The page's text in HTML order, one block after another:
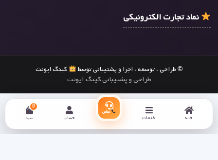
خانه خدمات
تماس
حساب سبد
0
نماد تجارت الکترونیکی
© طراحی ، توسعه ، اجرا و پشتیبانی توسط کینگ ایونت
طراحی و پشتیبانی کینگ ایونت